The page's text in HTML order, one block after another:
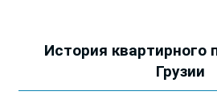
История квартирного
Грузии